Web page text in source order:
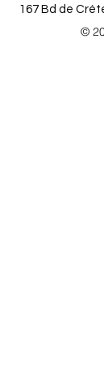
167 Bd de
©